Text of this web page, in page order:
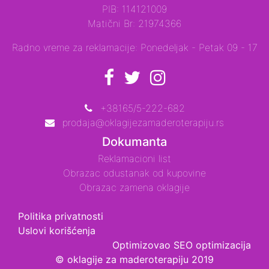
PIB: 114121009
Matični Br: 21974366
Radno vreme za reklamacije: Ponedeljak - Petak 09 - 17
+38165/5-222-682
prodaja@oklagijezamaderoterapiju.rs
Dokumanta
Reklamacioni list
Obrazac odustanak od kupovine
Obrazac zamena oklagije
Politika privatnosti
Uslovi korišćenja
Optimizovao SEO optimizacija
© oklagije za maderoterapiju 2019